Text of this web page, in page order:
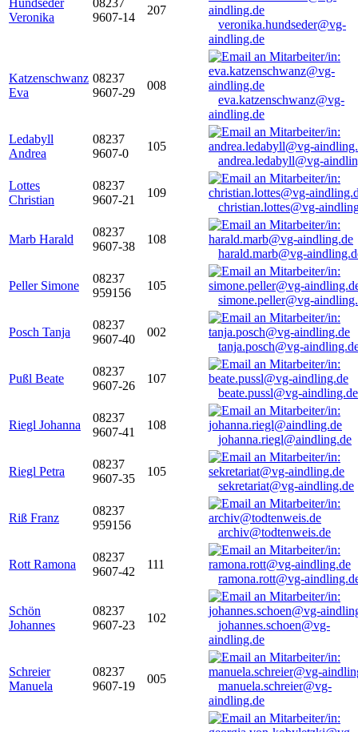
Hundseder
Veronika
08237
9607-14
207
veronika.hundseder@vg-
aindling.de
Katzenschwanz
Eva
08237
9607-29
008
eva.katzenschwanz@vg-
aindling.de
Ledabyll
Andrea
08237
9607-0
105
andrea.ledabyll@vg-
Lottes
Christian
08237
9607-21
109
christian.lottes@vg-
Marb Harald
08237
9607-38
108
harald.marb@vg-
Peller Simone
08237
959156
105
simone.peller@vg-
Posch Tanja
08237
9607-40
002
tanja.posch@vg-
Pußl Beate
08237
9607-26
107
beate.pussl@vg-aindling.de
Riegl Johanna
08237
9607-41
108
johanna.riegl@aindling.de
Riegl Petra
08237
9607-35
105
sekretariat@vg-aindling.de
Riß Franz
08237
959156
archiv@todtenweis.de
Rott Ramona
08237
9607-42
111
ramona.rott@vg-
Schön
Johannes
08237
9607-23
102
johannes.schoen@vg-
aindling.de
Schreier
Manuela
08237
9607-19
005
manuela.schreier@vg-
aindling.de